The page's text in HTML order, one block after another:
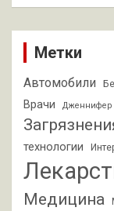
Метки
Автомобили
Врачи Дженнифер
технологии
Медицина